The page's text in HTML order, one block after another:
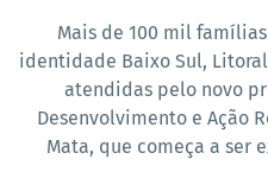
Mais de 100 mil
identidade Baixo Sul,
atendidas pelo novo
Desenvolvimento e Ação
Mata, que começa a ser